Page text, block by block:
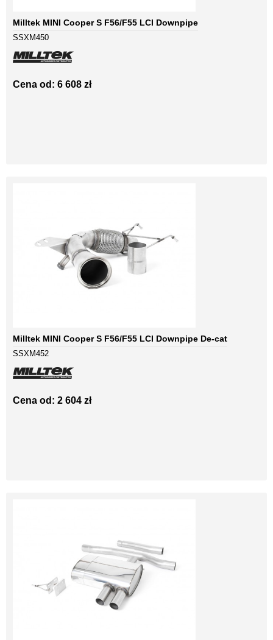
Milltek MINI Cooper S F56/F55 LCI Downpipe
SSXM450
Cena od: 6 608 zł
Milltek MINI Cooper S F56/F55 LCI Downpipe De-cat
SSXM452
Cena od: 2 604 zł